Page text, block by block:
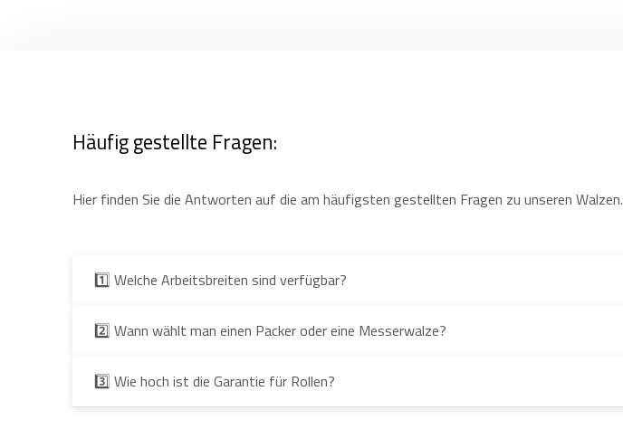
Häufig gestellte Fragen:
Hier finden Sie die Antworten auf die am häufigsten gestellten Fragen zu unseren Walzen.
1️⃣ Welche Arbeitsbreiten sind verfügbar?
2️⃣ Wann wählt man einen Packer oder eine Messerwalze?
3️⃣ Wie hoch ist die Garantie für Rollen?